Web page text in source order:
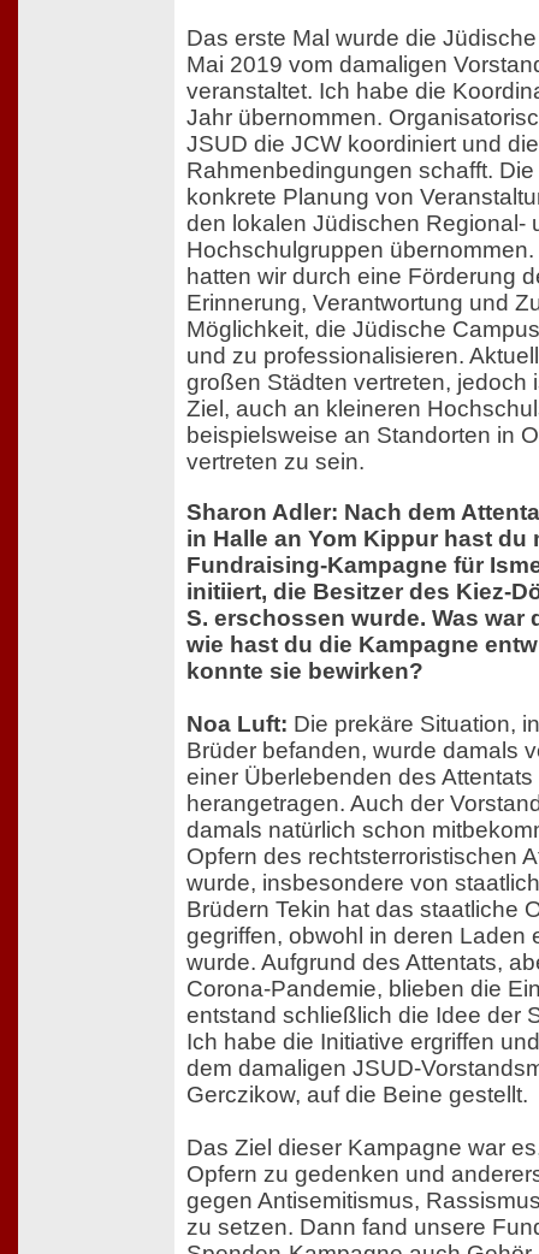
Das erste Mal wurde die
Mai 2019 vom damaligen
veranstaltet. Ich habe die
Jahr übernommen.
JSUD die JCW koordiniert und die
Rahmenbedingungen schafft.
konkrete Planung von
den lokalen Jüdischen Regional-
Hochschulgruppen
hatten wir durch eine Förderung
Erinnerung, Verantwortung und
Möglichkeit, die Jüdische
und zu professionalisieren.
großen Städten vertreten, jedoch
Ziel, auch an kleineren
beispielsweise an Standorten in
vertreten zu sein.
Sharon Adler: Nach dem
in Halle an Yom Kippur hast du
Fundraising-Kampagne für
initiiert, die Besitzer des Kiez-
S. erschossen wurde. Was war
wie hast du die Kampagne
konnte sie bewirken?
Noa Luft: Die prekäre Situation,
Brüder befanden, wurde damals
einer Überlebenden des
herangetragen. Auch der
damals natürlich schon
Opfern des rechtsterroristischen
wurde, insbesondere von
Brüdern Tekin hat das staatliche
gegriffen, obwohl in deren Laden
wurde. Aufgrund des Attentats,
Corona-Pandemie, blieben die
entstand schließlich die Idee der
Ich habe die Initiative ergriffen
dem damaligen JSUD-
Gerczikow, auf die Beine gestellt.
Das Ziel dieser Kampagne war
Opfern zu gedenken und
gegen Antisemitismus,
zu setzen. Dann fand unsere